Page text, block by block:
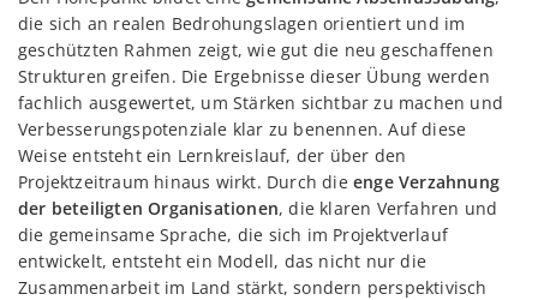
die sich an realen Bedrohungslagen orientiert und im
geschützten Rahmen zeigt, wie gut die neu geschaffenen
Strukturen greifen. Die Ergebnisse dieser Übung werden
fachlich ausgewertet, um Stärken sichtbar zu machen und
Verbesserungspotenziale klar zu benennen. Auf diese
Weise entsteht ein Lernkreislauf, der über den
Projektzeitraum hinaus wirkt. Durch die enge Verzahnung
der beteiligten Organisationen, die klaren Verfahren und
die gemeinsame Sprache, die sich im Projektverlauf
entwickelt, entsteht ein Modell, das nicht nur die
Zusammenarbeit im Land stärkt, sondern perspektivisch